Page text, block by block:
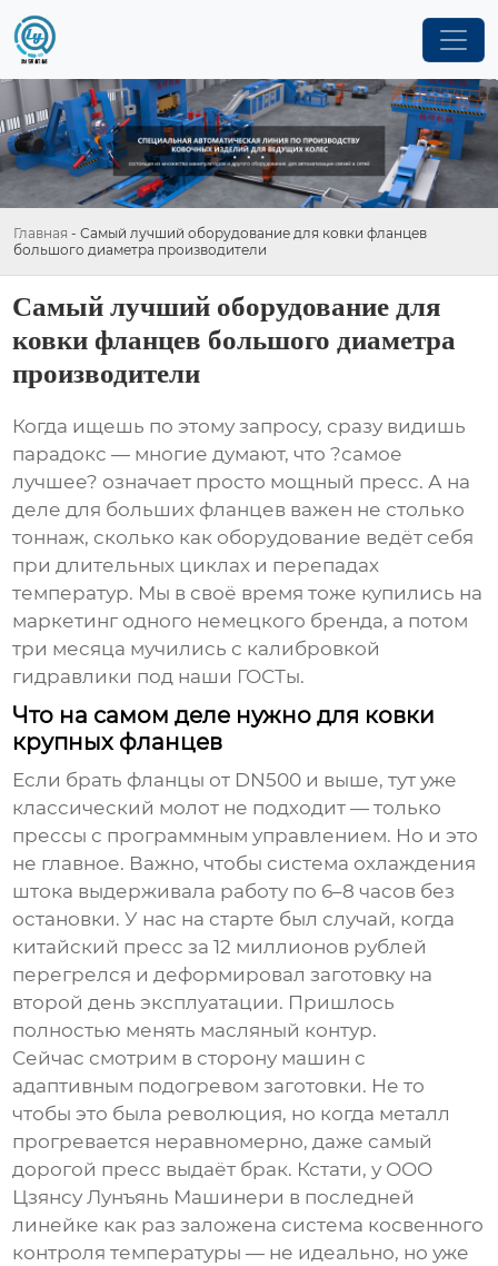
Главная - Самый лучший оборудование для ковки фланцев
большого диаметра производители
Самый лучший оборудование для
ковки фланцев большого диаметра
производители
Когда ищешь по этому запросу, сразу видишь
парадокс — многие думают, что ?самое
лучшее? означает просто мощный пресс. А на
деле для больших фланцев важен не столько
тоннаж, сколько как оборудование ведёт себя
при длительных циклах и перепадах
температур. Мы в своё время тоже купились на
маркетинг одного немецкого бренда, а потом
три месяца мучились с калибровкой
гидравлики под наши ГОСТы.
Что на самом деле нужно для ковки
крупных фланцев
Если брать фланцы от DN500 и выше, тут уже
классический молот не подходит — только
прессы с программным управлением. Но и это
не главное. Важно, чтобы система охлаждения
штока выдерживала работу по 6–8 часов без
остановки. У нас на старте был случай, когда
китайский пресс за 12 миллионов рублей
перегрелся и деформировал заготовку на
второй день эксплуатации. Пришлось
полностью менять масляный контур.
Сейчас смотрим в сторону машин с
адаптивным подогревом заготовки. Не то
чтобы это была революция, но когда металл
прогревается неравномерно, даже самый
дорогой пресс выдаёт брак. Кстати, у ООО
Цзянсу Лунъянь Машинери в последней
линейке как раз заложена система косвенного
контроля температуры — не идеально, но уже